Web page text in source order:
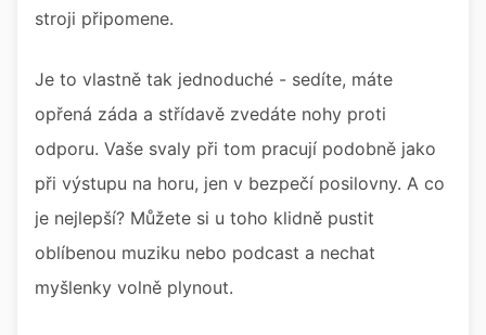
stroji připomene.
Je to vlastně tak jednoduché - sedíte, máte
opřená záda a střídavě zvedáte nohy proti
odporu. Vaše svaly při tom pracují podobně jako
při výstupu na horu, jen v bezpečí posilovny. A co
je nejlepší? Můžete si u toho klidně pustit
oblíbenou muziku nebo podcast a nechat
myšlenky volně plynout.